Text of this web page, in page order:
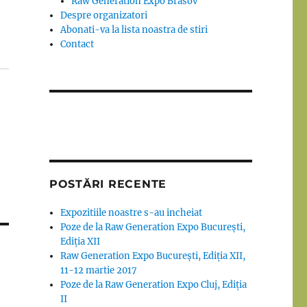
Despre organizatori
Abonati-va la lista noastra de stiri
Contact
POSTĂRI RECENTE
Expozitiile noastre s-au incheiat
Poze de la Raw Generation Expo București,
Ediția XII
Raw Generation Expo București, Ediția XII,
11-12 martie 2017
Poze de la Raw Generation Expo Cluj, Ediția
II